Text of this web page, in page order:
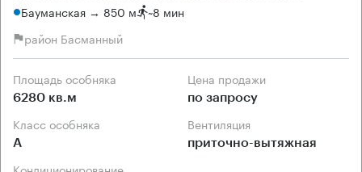
Бауманская → 850 м ~8 мин
район Басманный
Площадь особняка
6280 кв.м
Цена продажи
по запросу
Класс особняка
А
Вентиляция
приточно-вытяжная